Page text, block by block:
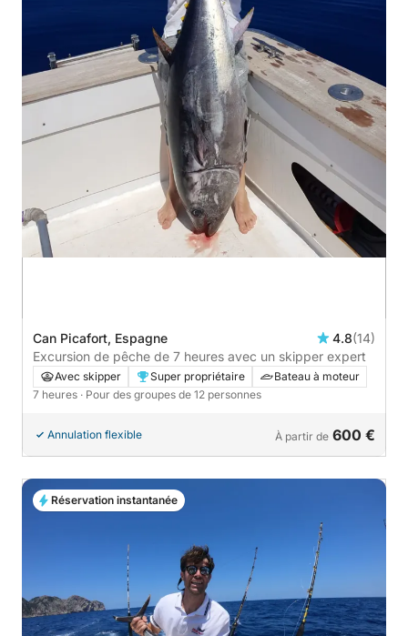
Can Picafort, Espagne 4.8(14)
Excursion de pêche de 7 heures avec un skipper expert
Avec skipper Super propriétaire
Bateau à moteur
7 heures · Pour des groupes de 12 personnes
Annulation flexible À partir de 600 €
Réservation instantanée